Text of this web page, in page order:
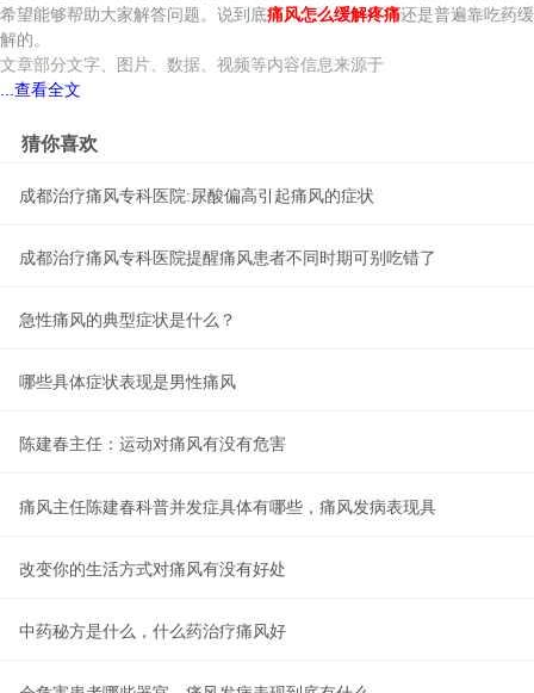
希望能够帮助大家解答问题。说到底痛风怎么缓解疼痛还是普遍靠吃药缓
解的。
文章部分文字、图片、数据、视频等内容信息来源于
...查看全文
猜你喜欢
成都治疗痛风专科医院:尿酸偏高引起痛风的症状
成都治疗痛风专科医院提醒痛风患者不同时期可别吃错了
急性痛风的典型症状是什么？
哪些具体症状表现是男性痛风
陈建春主任：运动对痛风有没有危害
痛风主任陈建春科普并发症具体有哪些，痛风发病表现具
改变你的生活方式对痛风有没有好处
中药秘方是什么，什么药治疗痛风好